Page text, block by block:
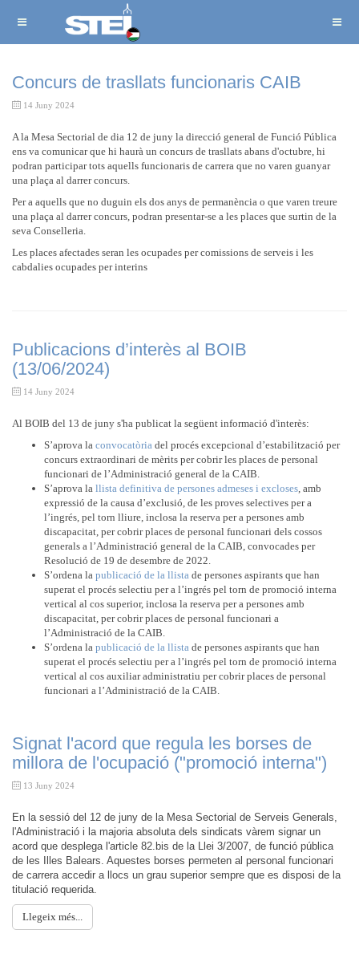
Concurs de trasllats funcionaris CAIB
14 Juny 2024
A la Mesa Sectorial de dia 12 de juny la direcció general de Funció Pública
ens va comunicar que hi haurà un concurs de trasllats abans d'octubre, hi
podran participar tots aquells funcionaris de carrera que no varen guanyar
una plaça al darrer concurs.
Per a aquells que no duguin els dos anys de permanència o que varen treure
una plaça al darrer concurs, podran presentar-se a les places que surtin de la
seva Conselleria.
Les places afectades seran les ocupades per comissions de serveis i les
cabdalies ocupades per interins
Publicacions d’interès al BOIB
(13/06/2024)
14 Juny 2024
Al BOIB del 13 de juny s'ha publicat la següent informació d'interès:
S’aprova la convocatòria del procés excepcional d’estabilització per
concurs extraordinari de mèrits per cobrir les places de personal
funcionari de l’Administració general de la CAIB.
S’aprova la llista definitiva de persones admeses i excloses, amb
expressió de la causa d’exclusió, de les proves selectives per a
l’ingrés, pel torn lliure, inclosa la reserva per a persones amb
discapacitat, per cobrir places de personal funcionari dels cossos
generals a l’Administració general de la CAIB, convocades per
Resolució de 19 de desembre de 2022.
S’ordena la publicació de la llista de persones aspirants que han
superat el procés selectiu per a l’ingrés pel torn de promoció interna
vertical al cos superior, inclosa la reserva per a persones amb
discapacitat, per cobrir places de personal funcionari a
l’Administració de la CAIB.
S’ordena la publicació de la llista de persones aspirants que han
superat el procés selectiu per a l’ingrés pel torn de promoció interna
vertical al cos auxiliar administratiu per cobrir places de personal
funcionari a l’Administració de la CAIB.
Signat l'acord que regula les borses de
millora de l'ocupació ("promoció interna")
13 Juny 2024
En la sessió del 12 de juny de la Mesa Sectorial de Serveis Generals,
l'Administració i la majoria absoluta dels sindicats vàrem signar un
acord que desplega l'article 82.bis de la Llei 3/2007, de funció pública
de les Illes Balears. Aquestes borses permeten al personal funcionari
de carrera accedir a llocs un grau superior sempre que es disposi de la
titulació requerida.
Llegeix més...